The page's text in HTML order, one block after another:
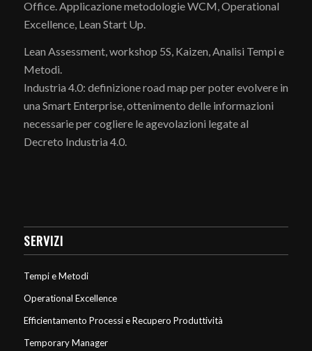
Office. Applicazione metodologie WCM, Operational
Excellence, Lean Start Up.
Lean Assessment, workshop 5S, Kaizen, Analisi Tempi e
Metodi.
Industria 4.0: definizione road map per poter evolvere in
una Smart Enterprise, ottenimento delle informazioni
necessarie per cogliere le agevolazioni legate al
Decreto Industria 4.0.
SERVIZI
Tempi e Metodi
Operational Excellence
Efficientamento Processi e Recupero Produttività
Temporary Manager